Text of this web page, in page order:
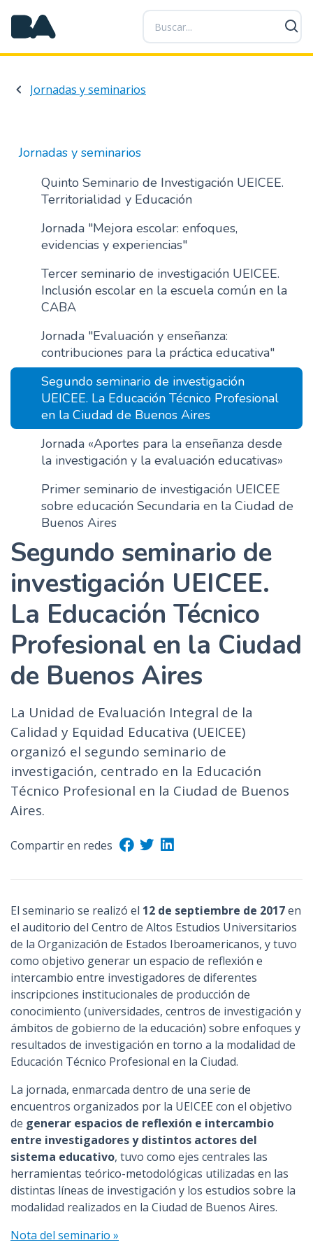
P
a
s
a
e
i
d
p
r
c
i
p
a
l
Jornadas y seminarios
Jornadas y seminarios
Quinto Seminario de Investigación UEICEE.
Territorialidad y Educación
Jornada "Mejora escolar: enfoques,
evidencias y experiencias"
Tercer seminario de investigación UEICEE.
Inclusión escolar en la escuela común en la
CABA
Jornada "Evaluación y enseñanza:
contribuciones para la práctica educativa"
Segundo seminario de investigación
UEICEE. La Educación Técnico Profesional
en la Ciudad de Buenos Aires
Jornada «Aportes para la enseñanza desde
la investigación y la evaluación educativas»
Primer seminario de investigación UEICEE
sobre educación Secundaria en la Ciudad de
Buenos Aires
Segundo seminario de
investigación UEICEE.
La Educación Técnico
Profesional en la Ciudad
de Buenos Aires
La Unidad de Evaluación Integral de la
Calidad y Equidad Educativa (UEICEE)
organizó el segundo seminario de
investigación, centrado en la Educación
Técnico Profesional en la Ciudad de Buenos
Aires.
Compartir en redes
El seminario se realizó el 12 de septiembre de 2017en
el auditorio del Centro de Altos Estudios Universitarios
de la Organización de Estados Iberoamericanos, y tuvo
como objetivo generar un espacio de reflexión e
intercambio entre investigadores de diferentes
inscripciones institucionales de producción de
conocimiento (universidades, centros de investigación y
ámbitos de gobierno de la educación) sobre enfoques y
resultados de investigación en torno a la modalidad de
Educación Técnico Profesional en la Ciudad.
La jornada, enmarcada dentro de una serie de
encuentros organizados por la UEICEE con el objetivo
de generar espacios de reflexión e intercambio
entre investigadores y distintos actores del
sistema educativo, tuvo como ejes centrales las
herramientas teórico-metodológicas utilizadas en las
distintas líneas de investigación y los estudios sobre la
modalidad realizados en la Ciudad de Buenos Aires.
Nota del seminario »